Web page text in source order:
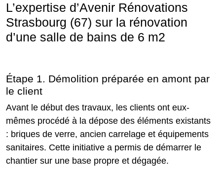
L’expertise d’Avenir Rénovations
Strasbourg (67) sur la rénovation
d’une salle de bains de 6 m2
Étape 1. Démolition préparée en amont par
le client
Avant le début des travaux, les clients ont eux-
mêmes procédé à la dépose des éléments existants
: briques de verre, ancien carrelage et équipements
sanitaires. Cette initiative a permis de démarrer le
chantier sur une base propre et dégagée.